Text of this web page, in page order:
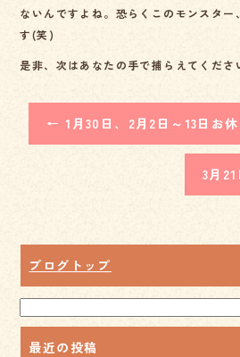
ないんですよね。恐らくこのモンスター
す(笑)
是非、次はあなたの手で捕らえてくださ
← 1月30日、2月2日～13日お
3月
ブログトップ
最近の投稿